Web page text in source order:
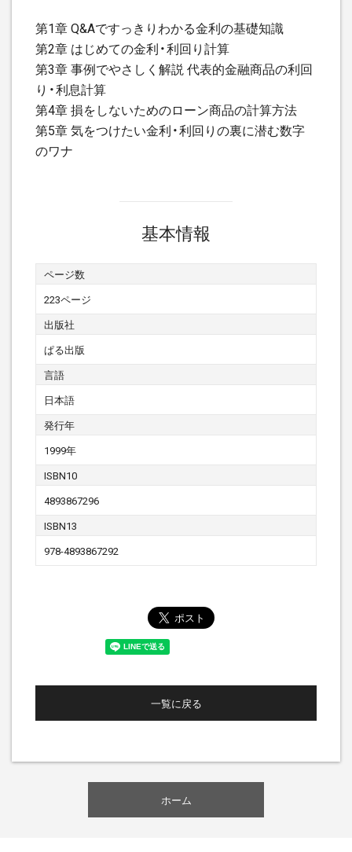
第1章 Q&Aですっきりわかる金利の基礎知識
第2章 はじめての金利・利回り計算
第3章 事例でやさしく解説 代表的金融商品の利回
り・利息計算
第4章 損をしないためのローン商品の計算方法
第5章 気をつけたい金利・利回りの裏に潜む数字
のワナ
基本情報
ページ数
223ページ
出版社
ぱる出版
言語
日本語
発行年
1999年
ISBN10
4893867296
ISBN13
978-4893867292
一覧に戻る
ホーム